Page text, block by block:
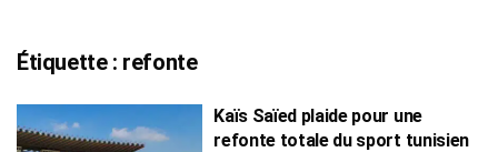
Étiquette : refonte
Kaïs Saïed plaide pour une
refonte totale du sport tunisien